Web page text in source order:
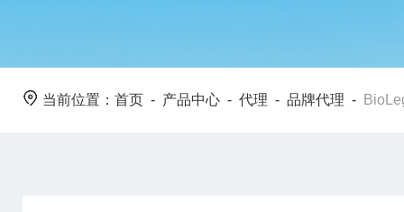
当前位置： 首页 - 产品中心 - 代理 - 品牌代理 -